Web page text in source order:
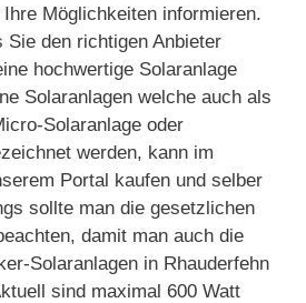
Möglichkeiten informieren.
den richtigen Anbieter
hochwertige Solaranlage
Solaranlagen welche auch als
Solaranlage oder
werden, kann im
Portal kaufen und selber
sollte man die gesetzlichen
damit man auch die
Solaranlagen in Rhauderfehn
sind maximal 600 Watt